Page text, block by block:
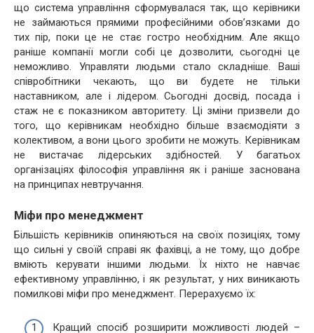
що система управління сформувалася так, що керівники
не займаються прямими професійними обов’язками до
тих пір, поки це не стає гостро необхідним. Але якщо
раніше компанії могли собі це дозволити, сьогодні це
неможливо. Управляти людьми стало складніше. Ваші
співробітники чекають, що ви будете не тільки
наставником, але і лідером. Сьогодні досвід, посада і
стаж не є показником авторитету. Ці зміни призвели до
того, що керівникам необхідно більше взаємодіяти з
колективом, а вони цього зробити не можуть. Керівникам
не вистачає лідерських здібностей. У багатьох
організаціях філософія управління як і раніше заснована
на принципах невтручання.
Міфи про менеджмент
Більшість керівників опиняються на своїх позиціях, тому
що сильні у своїй справі як фахівці, а не тому, що добре
вміють керувати іншими людьми. Їх ніхто не навчає
ефективному управлінню, і як результат, у них виникають
помилкові міфи про менеджмент. Перерахуємо їх:
Кращий спосіб розширити можливості людей –